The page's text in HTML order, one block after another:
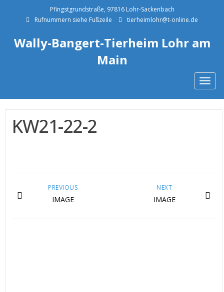
Pfingstgrundstraße, 97816 Lohr-Sackenbach
Rufnummern siehe Fußzeile
tierheimlohr@t-online.de
Wally-Bangert-Tierheim Lohr am
Main
KW21-22-2
NEXT
IMAGE
PREVIOUS
IMAGE